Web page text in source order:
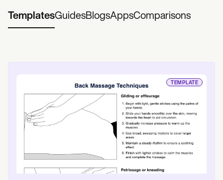
TemplatesGuidesBlogsAppsComparisons
TEMPLATE